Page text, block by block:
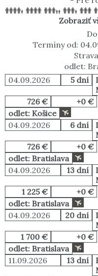
Zobraziť
Termíny od:
odlet:
04.09.2026
5 dní
726 €
+0 €
odlet: Košice
04.09.2026
6 dní
726 €
+0 €
odlet: Bratislava
04.09.2026
13 dní
1 225 €
+0 €
odlet: Bratislava
04.09.2026
20 dní
1 700 €
+0 €
odlet: Bratislava
11.09.2026
13 dní